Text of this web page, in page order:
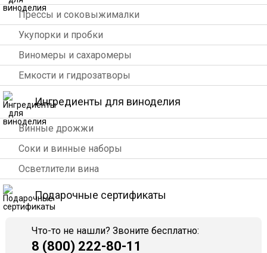
Прессы и соковыжималки
Укупорки и пробки
Виномеры и сахаромеры
Емкости и гидрозатворы
Ингредиенты для виноделия
Винные дрожжи
Соки и винные наборы
Осветлители вина
Подарочные сертификаты
Что-то не нашли? Звоните бесплатно:
8 (800) 222-80-11